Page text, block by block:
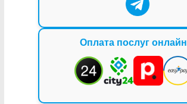
Оплата послуг онлайн